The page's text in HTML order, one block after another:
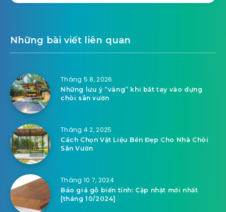
Những bài viết liên quan
Tháng 5 8, 2026
Những lưu ý “vàng” khi bắt tay vào dựng
chòi sân vườn
Tháng 4 2, 2025
Cách Chọn Vật Liệu Bền Đẹp Cho Nhà Chòi
Sân Vườn
Tháng 10 7, 2024
Báo giá gỗ biến tính: Cập nhật mới nhất
[tháng 10/2024]